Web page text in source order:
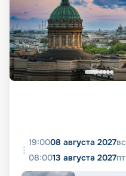
19:0008 августа 2027вс
08:0013 августа 2027пт